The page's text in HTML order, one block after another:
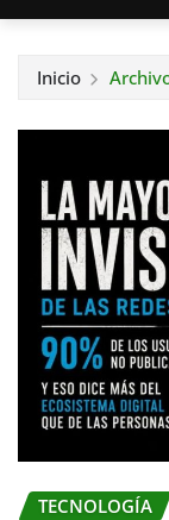
Inicio
TECNOLOGÍA